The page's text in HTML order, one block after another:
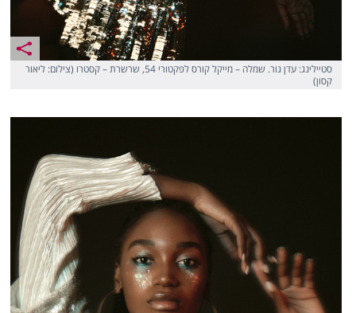
סטיילינג: עדן גור. שמלה – מייקל קורס לפקטורי 54, שרשרת – קסטרו (צילום: ליאור
קסון)